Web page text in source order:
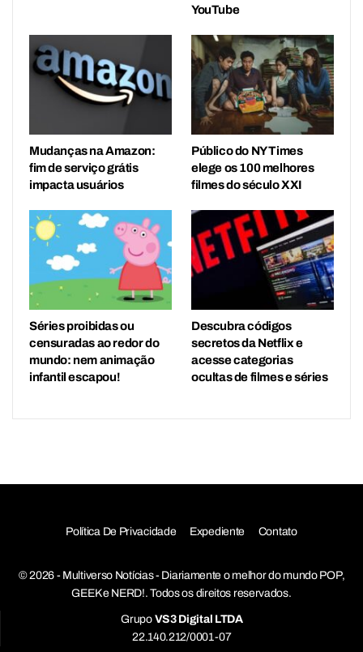
YouTube
Mudanças na Amazon:
fim de serviço grátis
impacta usuários
Público do NY Times
elege os 100 melhores
filmes do século XXI
Séries proibidas ou
censuradas ao redor do
mundo: nem animação
infantil escapou!
Descubra códigos
secretos da Netflix e
acesse categorias
ocultas de filmes e séries
Política De Privacidade Expediente Contato
© 2026 - Multiverso Notícias - Diariamente o melhor do mundo POP,
GEEK e NERD!. Todos os direitos reservados.
Grupo VS3 Digital LTDA
22.140.212/0001-07